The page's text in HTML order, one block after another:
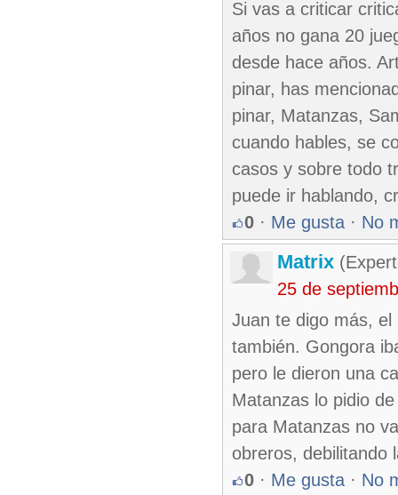
Si vas a criticar
años no gana 20
desde hace años.
pinar, has
pinar, Matanzas,
cuando hables, se
casos y sobre todo
puede ir hablando,
0 · Me gusta · No
Matrix
25 de
Juan te digo más,
también. Gongora
pero le dieron una
Matanzas lo pidio
para Matanzas no
obreros, debilitando
0 · Me gusta · No